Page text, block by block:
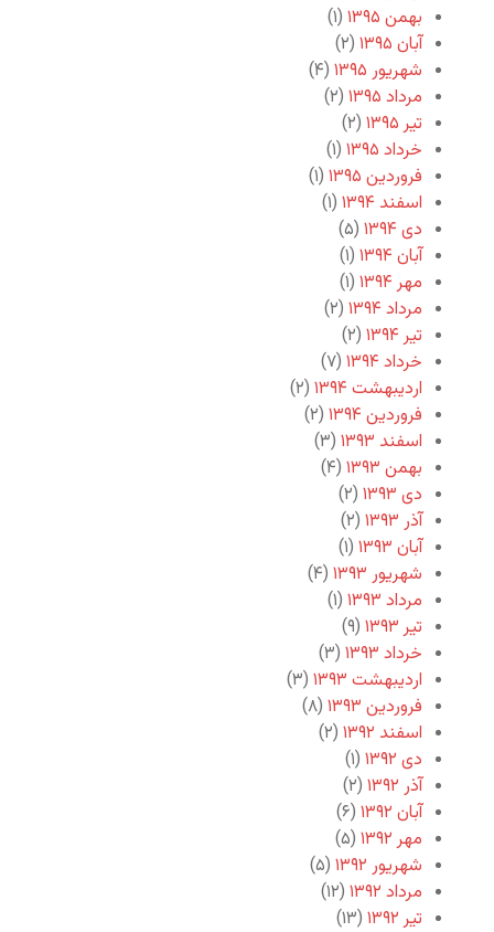
بهمن ۱۳۹۵
(۱)
آبان ۱۳۹۵
(۲)
شهریور ۱۳۹۵
(۴)
مرداد ۱۳۹۵
(۲)
تیر ۱۳۹۵
(۲)
خرداد ۱۳۹۵
(۱)
فروردین ۱۳۹۵
(۱)
اسفند ۱۳۹۴
(۱)
دی ۱۳۹۴
(۵)
آبان ۱۳۹۴
(۱)
مهر ۱۳۹۴
(۱)
مرداد ۱۳۹۴
(۲)
تیر ۱۳۹۴
(۲)
خرداد ۱۳۹۴
(۷)
اردیبهشت ۱۳۹۴
(۲)
فروردین ۱۳۹۴
(۲)
اسفند ۱۳۹۳
(۳)
بهمن ۱۳۹۳
(۴)
دی ۱۳۹۳
(۲)
آذر ۱۳۹۳
(۲)
آبان ۱۳۹۳
(۱)
شهریور ۱۳۹۳
(۴)
مرداد ۱۳۹۳
(۱)
تیر ۱۳۹۳
(۹)
خرداد ۱۳۹۳
(۳)
اردیبهشت ۱۳۹۳
(۳)
فروردین ۱۳۹۳
(۸)
اسفند ۱۳۹۲
(۲)
دی ۱۳۹۲
(۱)
آذر ۱۳۹۲
(۲)
آبان ۱۳۹۲
(۶)
مهر ۱۳۹۲
(۵)
شهریور ۱۳۹۲
(۵)
مرداد ۱۳۹۲
(۱۲)
تیر ۱۳۹۲
(۱۳)